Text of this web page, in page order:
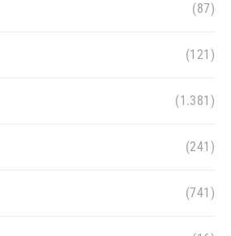
(87)
(121)
(1.381)
(241)
(741)